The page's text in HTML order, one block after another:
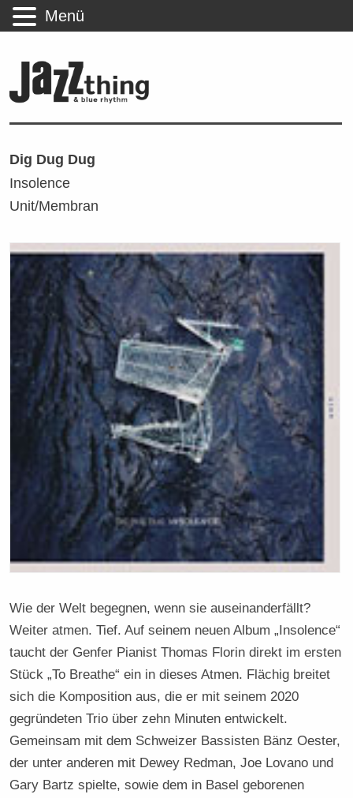
Dig Dug Dug
Insolence
Unit/Membran
Wie der Welt begegnen, wenn sie auseinanderfällt?
Weiter atmen. Tief. Auf seinem neuen Album „Insolence“
taucht der Genfer Pianist Thomas Florin direkt im ersten
Stück „To Breathe“ ein in dieses Atmen. Flächig breitet
sich die Komposition aus, die er mit seinem 2020
gegründeten Trio über zehn Minuten entwickelt.
Gemeinsam mit dem Schweizer Bassisten Bänz Oester,
der unter anderen mit Dewey Redman, Joe Lovano und
Gary Bartz spielte, sowie dem in Basel geborenen
Menü